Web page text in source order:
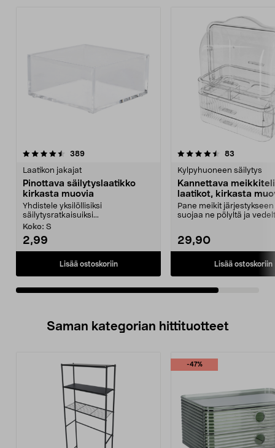
389arvostelut
Laatikon jakajat
Pinottava säilytyslaatikko
kirkasta muovia
Yhdistele yksilöllisiksi
säilytysratkaisuiksi...
Koko: S
2,99
Lisää ostoskoriin
4.5viidestä
83
Kylpyhuoneen säilytys
Kannettava
laatikot, kirkasta
Pane meikit järjestykseen
suojaa ne pölyltä ja
29,90
Lisää ostoskoriin
Saman kategorian hittituotteet
-47%